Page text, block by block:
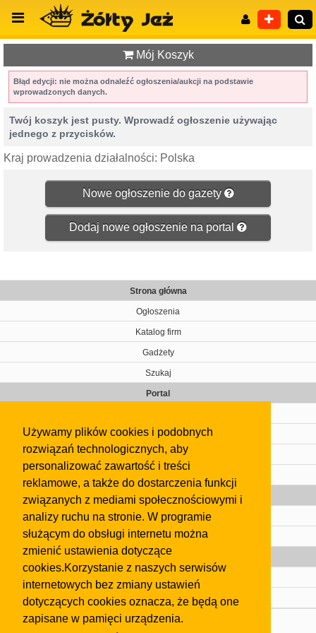
Używamy plików cookies i podobnych
rozwiązań technologicznych, aby
personalizować zawartość i treści
reklamowe, a także do dostarczenia funkcji
związanych z mediami społecznościowymi i
analizy ruchu na stronie. W programie
służącym do obsługi internetu można
zmienić ustawienia dotyczące
cookies.Korzystanie z naszych serwisów
internetowych bez zmiany ustawień
dotyczących cookies oznacza, że będą one
zapisane w pamięci urządzenia.
Mój Koszyk
Błąd edycji: nie można odnaleźć ogłoszenia/aukcji na podstawie
wprowadzonych danych.
Twój koszyk jest pusty. Wprowadź ogłoszenie używając
jednego z przycisków.
Kraj prowadzenia działalności: Polska
Nowe ogłoszenie do gazety
Dodaj nowe ogłoszenie na portal
Strona główna
Ogłoszenia
Katalog firm
Gadżety
Szukaj
Portal
Kontakt
Regulamin
Gazeta
Olkusz
Kontakt
Strefa dla biznesu
Biura nieruchomości
Dealerzy i autokomisy
Skontaktuj się z nami